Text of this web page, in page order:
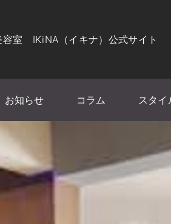
容室 IKiNA（イキナ）公式サイト
お知らせ コラム スタイ